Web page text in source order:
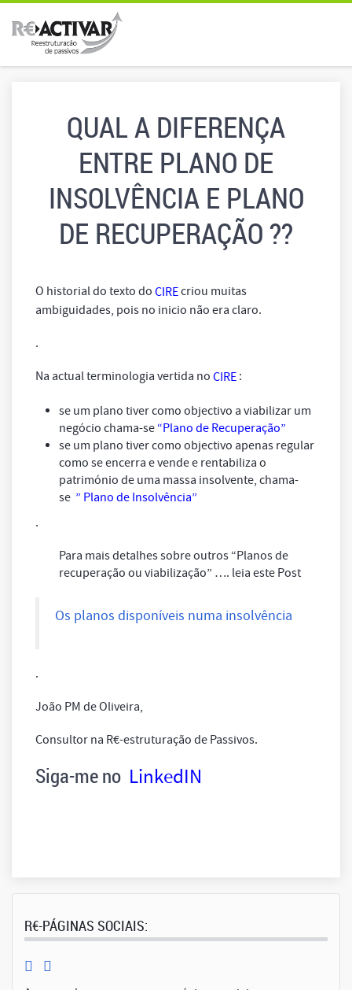
QUAL A DIFERENÇA
ENTRE PLANO DE
INSOLVÊNCIA E PLANO
DE RECUPERAÇÃO ??
O historial do texto do CIREcriou muitas
ambiguidades, pois no inicio não era claro.
.
Na actual terminologia vertida no CIRE :
se um plano tiver como objectivo a viabilizar um
negócio chama-se “Plano de Recuperação”
se um plano tiver como objectivo apenas regular
como se encerra e vende e rentabiliza o
património de uma massa insolvente, chama-
se ” Plano de Insolvência”
.
Para mais detalhes sobre outros “Planos de
recuperação ou viabilização” …. leia este Post
Os planos disponíveis numa insolvência
.
João PM de Oliveira,
Consultor na R€-estruturação de Passivos.
Siga-me no LinkedIN
R€-PÁGINAS SOCIAIS: